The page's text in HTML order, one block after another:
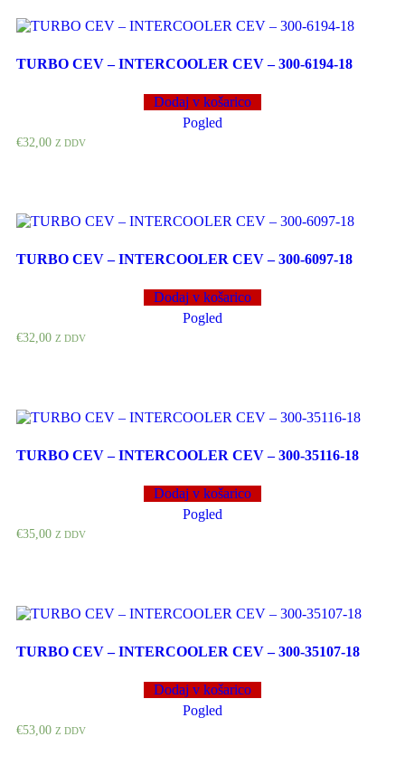
TURBO CEV – INTERCOOLER CEV – 300-6194-18
Dodaj v košarico
Pogled
€32,00 Z DDV
TURBO CEV – INTERCOOLER CEV – 300-6097-18
Dodaj v košarico
Pogled
€32,00 Z DDV
TURBO CEV – INTERCOOLER CEV – 300-35116-18
Dodaj v košarico
Pogled
€35,00 Z DDV
TURBO CEV – INTERCOOLER CEV – 300-35107-18
Dodaj v košarico
Pogled
€53,00 Z DDV